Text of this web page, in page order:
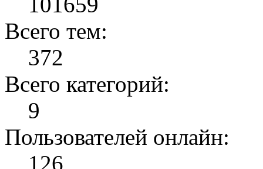
Всего тем:
372
Всего категорий:
9
Пользователей онлайн:
126